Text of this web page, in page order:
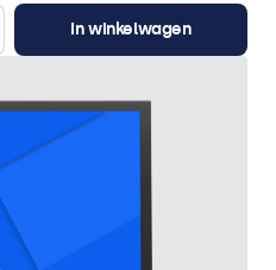
In winkelwagen